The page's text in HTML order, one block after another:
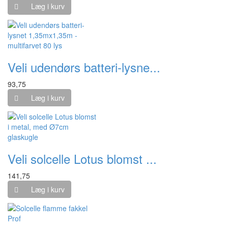
Læg i kurv
Veli udendørs batteri-lysne...
93,75
Læg i kurv
Veli solcelle Lotus blomst ...
141,75
Læg i kurv